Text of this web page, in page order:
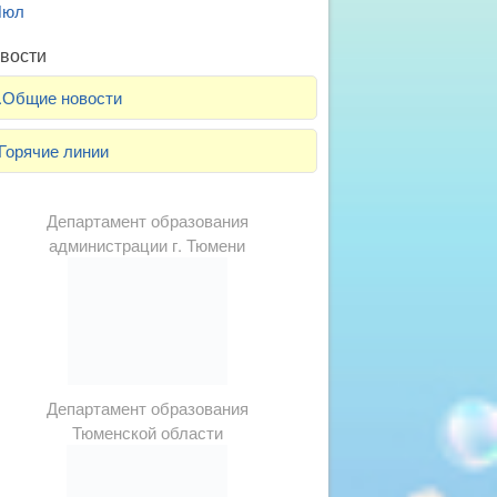
.Общие новости
Горячие линии
Департамент образования
администрации г. Тюмени
Департамент образования
Тюменской области